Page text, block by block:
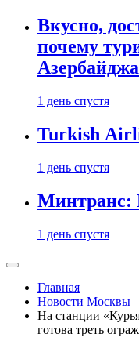
Вкусно,
почему
1 день спустя
Turkish
1 день спустя
Минтранс:
1 день спустя
Главная
Новости Москвы
На станции
готова треть